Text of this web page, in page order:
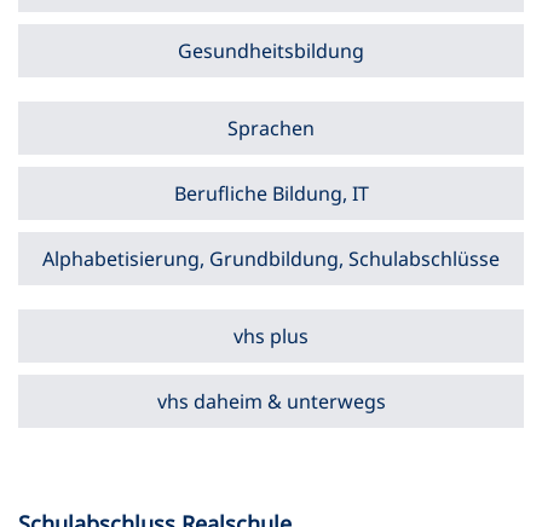
Gesundheitsbildung
Sprachen
Berufliche Bildung, IT
Alphabetisierung, Grundbildung, Schulabschlüsse
vhs plus
vhs daheim & unterwegs